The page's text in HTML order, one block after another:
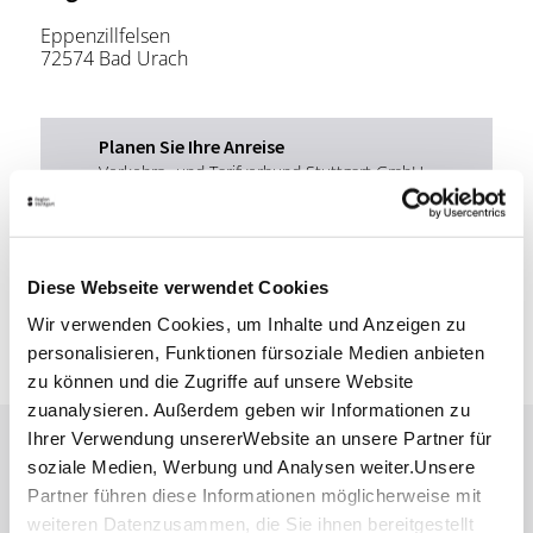
Diese Webseite verwendet Cookies
Wir verwenden Cookies, um Inhalte und Anzeigen zu
personalisieren, Funktionen fürsoziale Medien anbieten
zu können und die Zugriffe auf unsere Website
zuanalysieren. Außerdem geben wir Informationen zu
Ihrer Verwendung unsererWebsite an unsere Partner für
soziale Medien, Werbung und Analysen weiter.Unsere
Partner führen diese Informationen möglicherweise mit
weiteren Datenzusammen, die Sie ihnen bereitgestellt
Eppenzillfelsen
72574 Bad Urach
Planen Sie Ihre Anreise
Verkehrs- und Tarifverbund Stuttgart GmbH
Deutsche Bahn AG
Google Maps Route
Lassen Sie sich inspirieren!
Mit unserem Newsletter bleiben Sie zu Events,